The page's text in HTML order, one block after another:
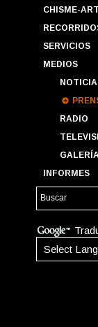
CHISME-
SERVICIOS
MEDIOS
RADIO
INFORMES
Select